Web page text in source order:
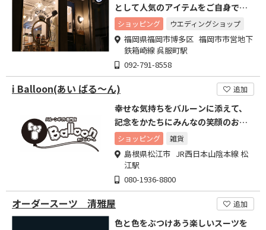
として人気のアイテムをご自身で製
作して頂けます。
ショッピング ウエディングショップ
福岡県福岡市博多区 福岡市市営地下
鉄箱崎線 呉服町駅
092-791-8558
i Balloon(あい ばる～ん) 追加
幸せな気持ちをバルーンに添えて、
記念をかたちにみんなの笑顔のお手
伝い
ショッピング 雑貨
島根県松江市 JR西日本山陰本線 松
江駅
080-1936-8800
オーダースーツ 清雅屋 追加
色と色をぶつけあう楽しいスーツを